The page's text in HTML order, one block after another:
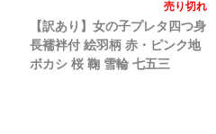
売り切れ
【訳あり】女の子プレタ四つ身
長襦袢付 絵羽柄 赤・ピンク地
ボカシ 桜 鞠 雪輪 七五三